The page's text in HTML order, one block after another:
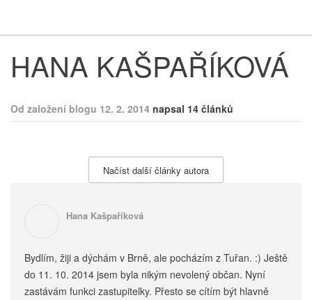
HANA KAŠPAŘÍKOVÁ
Od založení blogu 12. 2. 2014 napsal 14 článků
Načíst další články autora
Hana Kašpaříková
Bydlím, žiji a dýchám v Brně, ale pocházím z Tuřan. :) Ještě
do 11. 10. 2014 jsem byla nikým nevolený občan. Nyní
zastávám funkci zastupitelky. Přesto se cítím být hlavně